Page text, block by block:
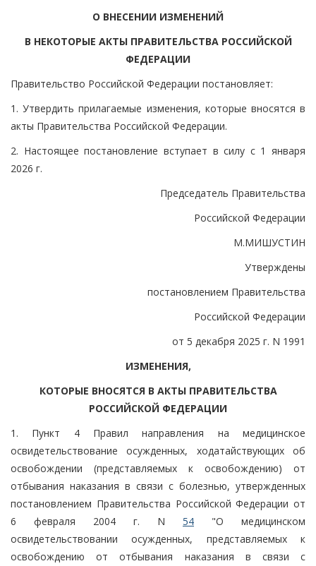
О ВНЕСЕНИИ ИЗМЕНЕНИЙ
В НЕКОТОРЫЕ АКТЫ ПРАВИТЕЛЬСТВА РОССИЙСКОЙ
ФЕДЕРАЦИИ
Правительство Российской Федерации постановляет:
1. Утвердить прилагаемые изменения, которые вносятся в
акты Правительства Российской Федерации.
2. Настоящее постановление вступает в силу с 1 января
2026 г.
Председатель Правительства
Российской Федерации
М.МИШУСТИН
Утверждены
постановлением Правительства
Российской Федерации
от 5 декабря 2025 г. N 1991
ИЗМЕНЕНИЯ,
КОТОРЫЕ ВНОСЯТСЯ В АКТЫ ПРАВИТЕЛЬСТВА
РОССИЙСКОЙ ФЕДЕРАЦИИ
1. Пункт 4 Правил направления на медицинское
освидетельствование осужденных, ходатайствующих об
освобождении (представляемых к освобождению) от
отбывания наказания в связи с болезнью, утвержденных
постановлением Правительства Российской Федерации от
6 февраля 2004 г. N 54 "О медицинском
освидетельствовании осужденных, представляемых к
освобождению от отбывания наказания в связи с